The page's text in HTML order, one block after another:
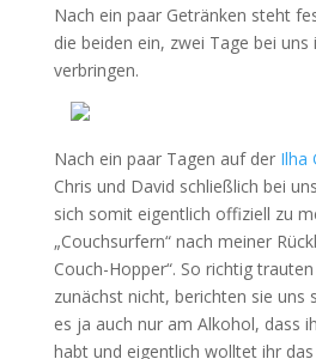
Nach ein paar Getränken steht
die beiden ein, zwei Tage bei uns
verbringen.
Nach ein paar Tagen auf der Ilha
Chris und David schließlich bei
sich somit eigentlich offiziell zu
„Couchsurfern“ nach meiner
Couch-Hopper“. So richtig
zunächst nicht, berichten sie uns
es ja auch nur am Alkohol, dass
habt und eigentlich wolltet ihr